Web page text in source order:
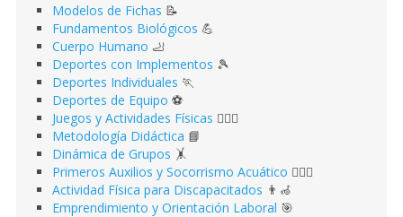
Modelos de Fichas 📝
Fundamentos Biológicos 💪
Cuerpo Humano 🦶
Deportes con Implementos 🎾
Deportes Individuales 🏃
Deportes de Equipo ⚽️
Juegos y Actividades Físicas 🤹🏻‍♂️
Metodología Didáctica 📘
Dinámica de Grupos 🤸
Primeros Auxilios y Socorrismo Acuático 🏊🏻‍♂️
Actividad Física para Discapacitados 👨‍🦽
Emprendimiento y Orientación Laboral 🎯